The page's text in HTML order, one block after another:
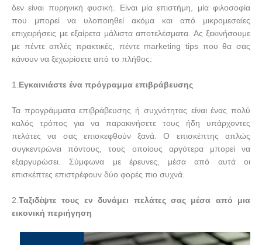
δεν είναι πυρηνική φυσική. Είναι μία επιστήμη, μία φιλοσοφία
που μπορεί να υλοποιηθεί ακόμα και από μικρομεσαίες
επιχειρήσεις με εξαίρετα μάλιστα αποτελέσματα. Ας ξεκινήσουμε
με πέντε απλές πρακτικές, πέντε marketing tips που θα σας
κάνουν να ξεχωρίσετε από το πλήθος:
1. Εγκαινιάστε ένα πρόγραμμα επιβράβευσης
Τα προγράμματα επιβράβευσης ή συχνότητας είναι ένας πολύ
καλός τρόπος για να παρακινήσετε τους ήδη υπάρχοντες
πελάτες να σας επισκεφθούν ξανά. Ο επισκέπτης απλώς
συγκεντρώνει πόντους, τους οποίους αργότερα μπορεί να
εξαργυρώσει. Σύμφωνα με έρευνες, μέσα από αυτά οι
επισκέπτες επιστρέφουν δύο φορές πιο συχνά.
2. Ταξιδέψτε τους εν δυνάμει πελάτες σας μέσα από μια
εικονική περιήγηση